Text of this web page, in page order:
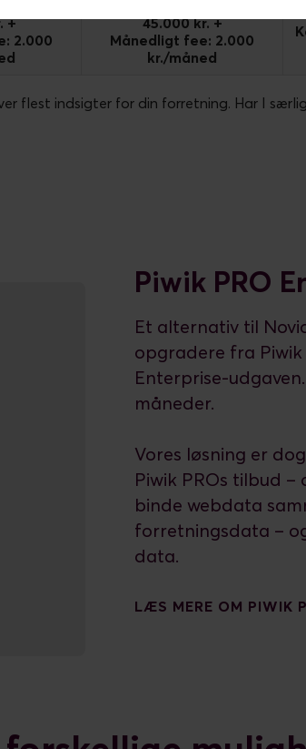
+
2.000
45.000 kr. +
Månedligt fee: 2.000
kr./måned
flest indsigter for din forretning. Har I
Piwik PRO
Et alternativ til
opgradere fra Piwik
Enterprise-
måneder.
Vores løsning er
Piwik PROs tilbud
binde webdata
forretningsdata –
data.
LÆS MERE OM PIWIK